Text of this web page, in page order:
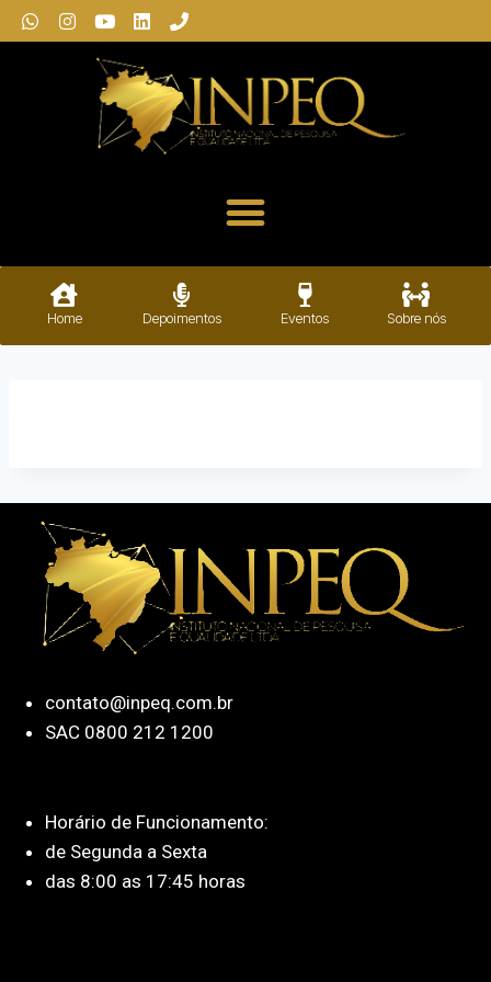
Home Depoimentos Eventos Sobre nós
contato@inpeq.com.br
SAC 0800 212 1200
Horário de Funcionamento:
de Segunda a Sexta
das 8:00 as 17:45 horas